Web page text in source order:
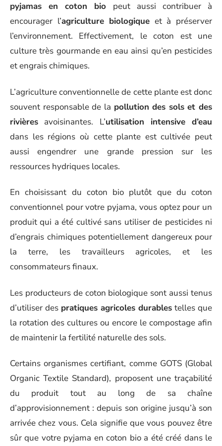
pyjamas en coton bio peut aussi contribuer à
encourager l’agriculture biologique et à préserver
l’environnement. Effectivement, le coton est une
culture très gourmande en eau ainsi qu’en pesticides
et engrais chimiques.
L’agriculture conventionnelle de cette plante est donc
souvent responsable de la pollution des sols et des
rivières avoisinantes. L’utilisation intensive d’eau
dans les régions où cette plante est cultivée peut
aussi engendrer une grande pression sur les
ressources hydriques locales.
En choisissant du coton bio plutôt que du coton
conventionnel pour votre pyjama, vous optez pour un
produit qui a été cultivé sans utiliser de pesticides ni
d’engrais chimiques potentiellement dangereux pour
la terre, les travailleurs agricoles, et les
consommateurs finaux.
Les producteurs de coton biologique sont aussi tenus
d’utiliser des pratiques agricoles durables telles que
la rotation des cultures ou encore le compostage afin
de maintenir la fertilité naturelle des sols.
Certains organismes certifiant, comme GOTS (Global
Organic Textile Standard), proposent une traçabilité
du produit tout au long de sa chaîne
d’approvisionnement : depuis son origine jusqu’à son
arrivée chez vous. Cela signifie que vous pouvez être
sûr que votre pyjama en coton bio a été créé dans le